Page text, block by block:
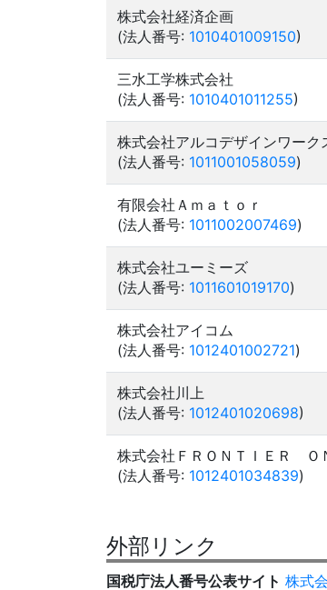
株式会社経済企画
(法人番号: 1010401009150)
三水工学株式会社
(法人番号: 1010401011255)
株式会社アルコデザインワーク
(法人番号: 1011001058059)
有限会社Ａｍａｔｏｒ
(法人番号: 1011002007469)
株式会社ユーミーズ
(法人番号: 1011601019170)
株式会社アイコム
(法人番号: 1012401002721)
株式会社川上
(法人番号: 1012401020698)
株式会社ＦＲＯＮＴＩＥＲ Ｏ
(法人番号: 1012401034839)
外部リンク
国税庁法人番号公表サイト 株式